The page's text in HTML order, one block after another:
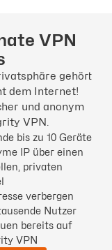
VPN
gehört
dem Internet!
und anonym
VPN.
bis zu 10 Geräte
IP über einen
privaten
verbergen
Nutzer
bereits auf
VPN